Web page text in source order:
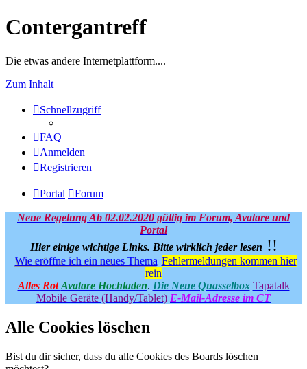
Contergantreff
Die etwas andere Internetplattform....
Zum Inhalt
Schnellzugriff
FAQ
Anmelden
Registrieren
Portal Forum
Neue Regelung Ab 02.02.2020 gültig im Forum, Avatare und
Portal
Hier einige wichtige Links. Bitte wirklich jeder lesen !!
Wie eröffne ich ein neues Thema Fehlermeldungen kommen hier
rein
Alles Rot Avatare Hochladen. Die Neue Quasselbox Tapatalk
Mobile Geräte (Handy/Tablet) E-Mail-Adresse im CT
Alle Cookies löschen
Bist du dir sicher, dass du alle Cookies des Boards löschen